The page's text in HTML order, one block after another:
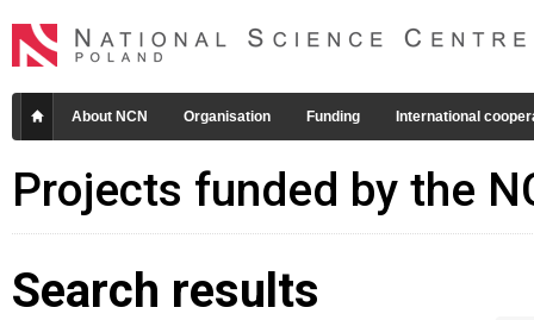
About NCN Organisation Funding International
Projects funded by the
Search results